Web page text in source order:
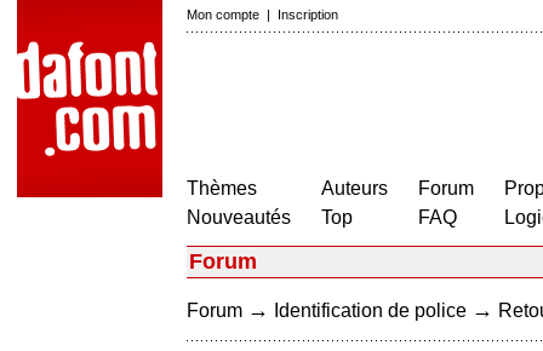
Mon compte | Inscription
Thèmes
Nouveautés
Auteurs
Top
Forum
FAQ
Forum
Forum → Identification de police →